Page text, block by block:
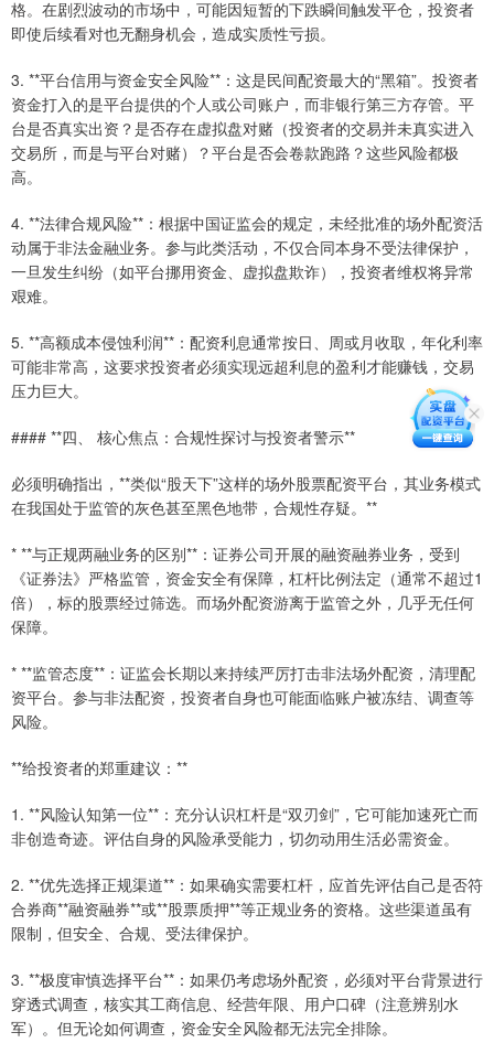
格。在剧烈波动的市场中，可能因短暂的下跌瞬间触发平仓，投资者
即使后续看对也无翻身机会，造成实质性亏损。
3. **平台信用与资金安全风险**：这是民间配资最大的“黑箱”。投资者
资金打入的是平台提供的个人或公司账户，而非银行第三方存管。平
台是否真实出资？是否存在虚拟盘对赌（投资者的交易并未真实进入
交易所，而是与平台对赌）？平台是否会卷款跑路？这些风险都极
高。
4. **法律合规风险**：根据中国证监会的规定，未经批准的场外配资活
动属于非法金融业务。参与此类活动，不仅合同本身不受法律保护，
一旦发生纠纷（如平台挪用资金、虚拟盘欺诈），投资者维权将异常
艰难。
5. **高额成本侵蚀利润**：配资利息通常按日、周或月收取，年化利率
可能非常高，这要求投资者必须实现远超利息的盈利才能赚钱，交易
压力巨大。
#### **四、 核心焦点：合规性探讨与投资者警示**
必须明确指出，**类似“股天下”这样的场外股票配资平台，其业务模式
在我国处于监管的灰色甚至黑色地带，合规性存疑。**
* **与正规两融业务的区别**：证券公司开展的融资融券业务，受到
《证券法》严格监管，资金安全有保障，杠杆比例法定（通常不超过1
倍），标的股票经过筛选。而场外配资游离于监管之外，几乎无任何
保障。
* **监管态度**：证监会长期以来持续严厉打击非法场外配资，清理配
资平台。参与非法配资，投资者自身也可能面临账户被冻结、调查等
风险。
**给投资者的郑重建议：**
1. **风险认知第一位**：充分认识杠杆是“双刃剑”，它可能加速死亡而
非创造奇迹。评估自身的风险承受能力，切勿动用生活必需资金。
2. **优先选择正规渠道**：如果确实需要杠杆，应首先评估自己是否符
合券商**融资融券**或**股票质押**等正规业务的资格。这些渠道虽有
限制，但安全、合规、受法律保护。
3. **极度审慎选择平台**：如果仍考虑场外配资，必须对平台背景进行
穿透式调查，核实其工商信息、经营年限、用户口碑（注意辨别水
军）。但无论如何调查，资金安全风险都无法完全排除。